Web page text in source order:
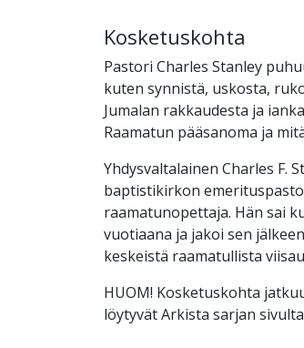
Kosketuskohta
Pastori Charles Stanley
kuten synnistä, uskosta,
Jumalan rakkaudesta ja
Raamatun pääsanoma ja
Yhdysvaltalainen Charles F.
baptistikirkon
raamatunopettaja. Hän sai
vuotiaana ja jakoi sen
keskeistä raamatullista
HUOM! Kosketuskohta
löytyvät Arkista sarjan